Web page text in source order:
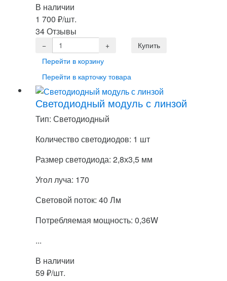
В наличии
1 700 ₽/шт.
34 Отзывы
Перейти в корзину
Перейти в карточку товара
Светодиодный модуль с линзой
Тип: Светодиодный
Количество светодиодов: 1 шт
Размер светодиода: 2,8х3,5 мм
Угол луча: 170
Световой поток: 40 Лм
Потребляемая мощность: 0,36W
...
В наличии
59 ₽/шт.